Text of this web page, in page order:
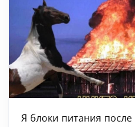
Я блоки питания